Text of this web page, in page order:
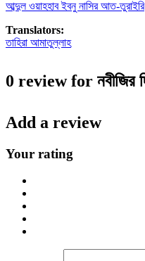
আব্দুল ওয়াহহাব ইবনু নাসির আত-তুরাইরি
Translators:
তাহিরা আমাতুল্লাহ
Add a review
Your rating